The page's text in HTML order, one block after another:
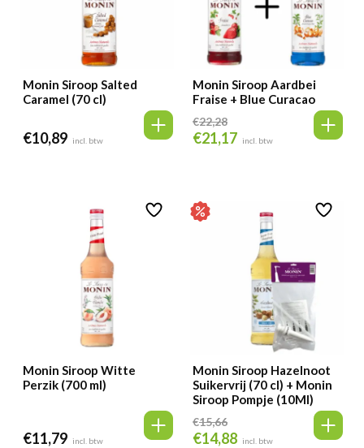
Monin Siroop Salted
Caramel (70 cl)
€10,89 incl. btw
Monin Siroop Aardbei
Fraise + Blue Curacao
€22,28
Oorspronkelijke
€22,28.
€21,17 Huidige
incl. btw
Monin Siroop Witte
Perzik (700 ml)
€11,79 incl. btw
Monin Siroop Hazelnoot
Suikervrij (70 cl) + Monin
Siroop Pompje (10Ml)
€15,66
Oorspronkelijke
€14,88 Huidige
incl. btw